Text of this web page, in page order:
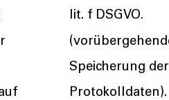
lit. f DSGVO.
Speicherung der